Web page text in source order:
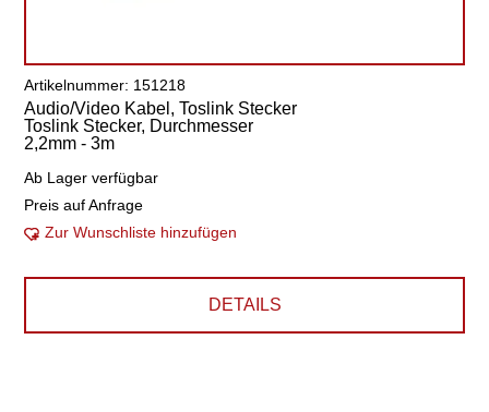
Artikelnummer: 151218
Audio/Video Kabel, Toslink Stecker
Toslink Stecker, Durchmesser
2,2mm - 3m
Ab Lager verfügbar
Preis auf Anfrage
Zur Wunschliste hinzufügen
DETAILS